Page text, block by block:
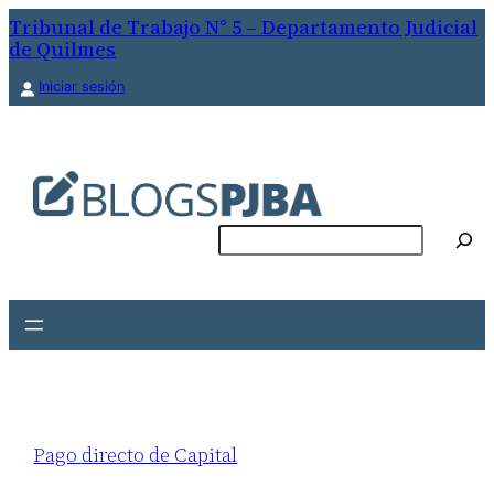
Tribunal de Trabajo N° 5 – Departamento Judicial
de Quilmes
Iniciar sesión
Pago directo de Capital